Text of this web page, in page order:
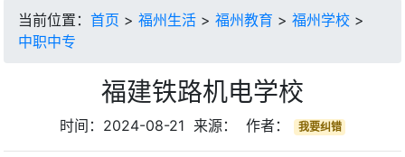
当前位置： 首页 > 福州生活 > 福州教育 > 福州学校 >
中职中专
福建铁路机电学校
时间：2024-08-21 来源： 作者： 我要纠错